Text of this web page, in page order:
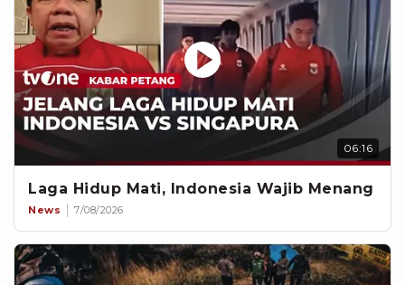
06:16
Laga Hidup Mati, Indonesia Wajib Menang
News 7/08/2026